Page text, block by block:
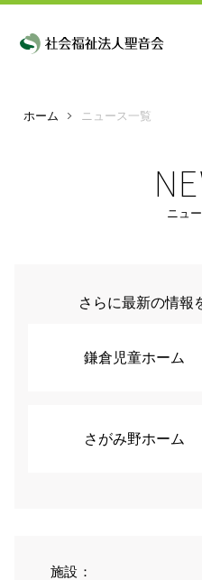
ホーム ニュース一覧
ニュ
さらに最新の情報
鎌倉児童ホーム
さがみ野ホーム
施設：